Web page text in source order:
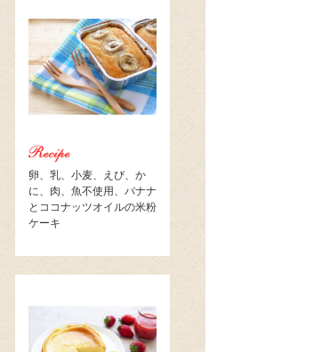
卵、乳、小麦、えび、か
に、肉、魚不使用、バナナ
とココナッツオイルの米粉
ケーキ